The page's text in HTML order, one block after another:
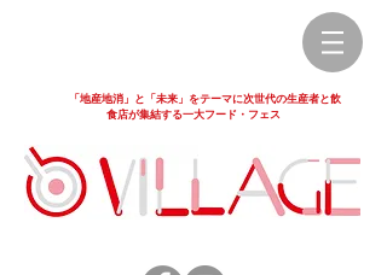
「地産地消」と「未来」をテーマに次世代の生産者と飲
食店が集結する一大フード・フェス